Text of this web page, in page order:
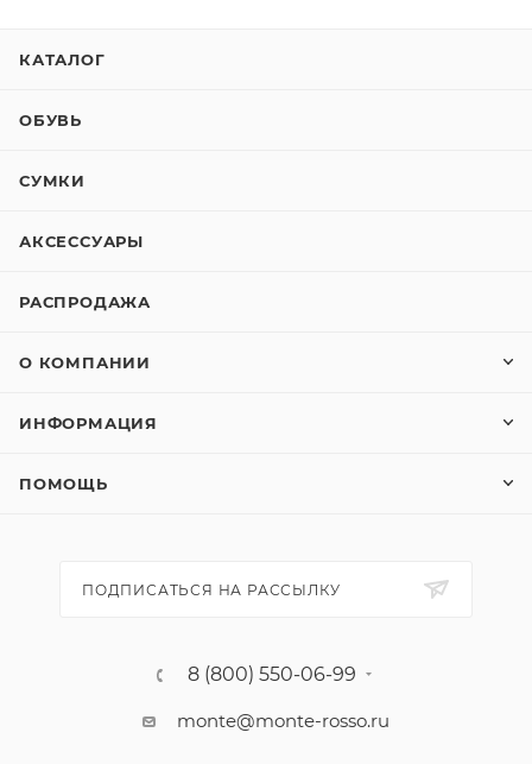
КАТАЛОГ
ОБУВЬ
СУМКИ
АКСЕССУАРЫ
РАСПРОДАЖА
О КОМПАНИИ
ИНФОРМАЦИЯ
ПОМОЩЬ
ПОДПИСАТЬСЯ НА РАССЫЛКУ
8 (800) 550-06-99
monte@monte-rosso.ru